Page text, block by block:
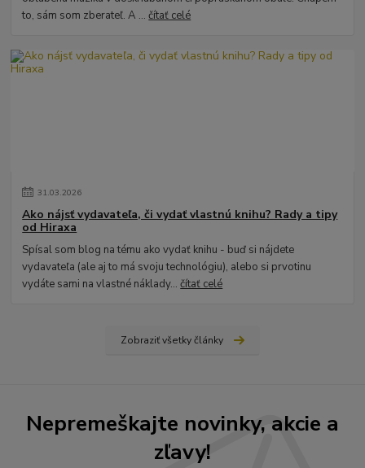
to, sám som zberateľ. A ...čítať celé
31.03.2026
Ako nájsť vydavateľa, či vydať vlastnú knihu? Rady a tipy
od Hiraxa
Spísal som blog na tému ako vydať knihu - buď si nájdete
vydavateľa (ale aj to má svoju technológiu), alebo si prvotinu
vydáte sami na vlastné náklady...čítať celé
Zobraziť všetky články
Nepremeškajte novinky, akcie a
zľavy!